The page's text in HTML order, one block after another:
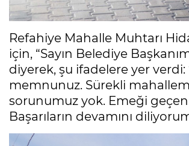
Refahiye Mahalle Muhtarı
için, “Sayın Belediye
diyerek, şu ifadelere yer
memnunuz. Sürekli
sorunumuz yok. Emeği
Başarıların devamını